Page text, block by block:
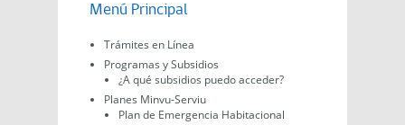
Menú Principal
Trámites en Línea
Programas y Subsidios
¿A qué subsidios puedo acceder?
Planes Minvu-Serviu
Plan de Emergencia Habitacional